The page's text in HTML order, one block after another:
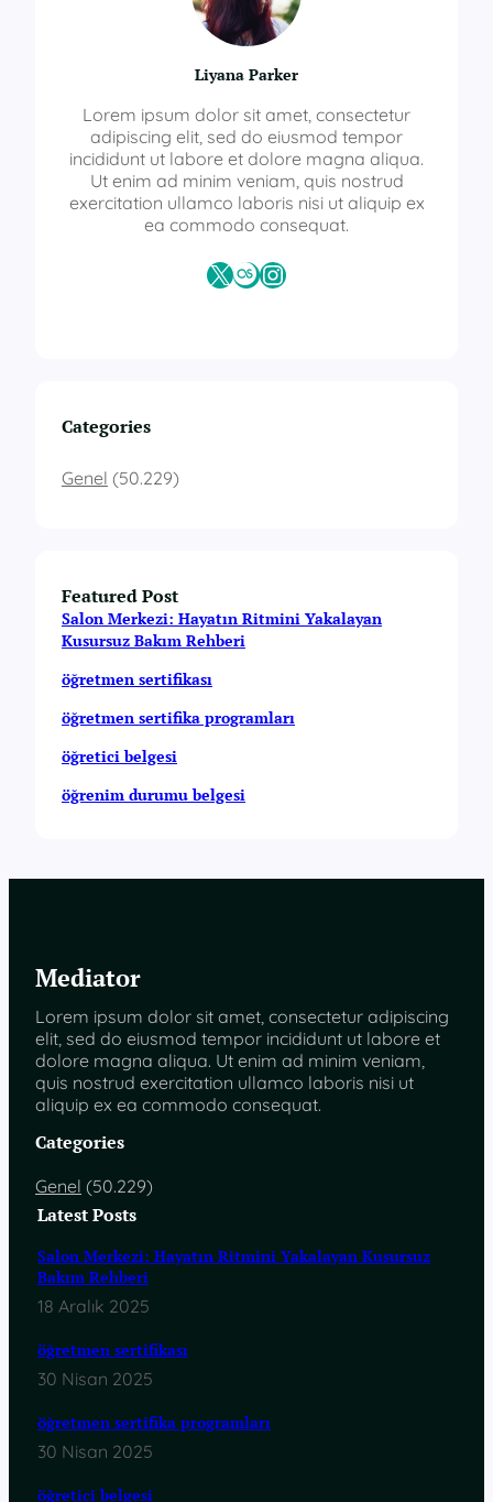
Liyana Parker
Lorem ipsum dolor sit amet, consectetur
adipiscing elit, sed do eiusmod tempor
incididunt ut labore et dolore magna aliqua.
Ut enim ad minim veniam, quis nostrud
exercitation ullamco laboris nisi ut aliquip ex
ea commodo consequat.
X Last.fmInstagram
Categories
Genel (50.229)
Featured Post
Salon Merkezi: Hayatın Ritmini Yakalayan
Kusursuz Bakım Rehberi
öğretmen sertifikası
öğretmen sertifika programları
öğretici belgesi
öğrenim durumu belgesi
Mediator
Lorem ipsum dolor sit amet, consectetur adipiscing
elit, sed do eiusmod tempor incididunt ut labore et
dolore magna aliqua. Ut enim ad minim veniam,
quis nostrud exercitation ullamco laboris nisi ut
aliquip ex ea commodo consequat.
Categories
Genel (50.229)
Latest Posts
Salon Merkezi: Hayatın Ritmini Yakalayan Kusursuz
Bakım Rehberi
18 Aralık 2025
öğretmen sertifikası
30 Nisan 2025
öğretmen sertifika programları
30 Nisan 2025
öğretici belgesi